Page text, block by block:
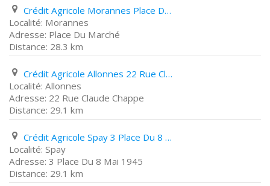
Crédit Agricole Morannes Place Du Marché
Morannes
Place Du Marché
28.3 km
Crédit Agricole Allonnes 22 Rue Claude Chappe
Allonnes
22 Rue Claude Chappe
29.1 km
Crédit Agricole Spay 3 Place Du 8 Mai 1945
Spay
3 Place Du 8 Mai 1945
29.1 km